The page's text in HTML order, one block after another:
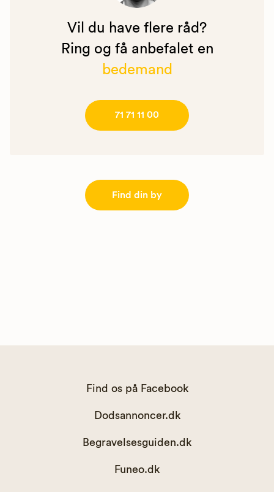
Vil du have flere råd?
Ring og få anbefalet en
bedemand
71 71 11 00
Find din by
Find os på Facebook
Dodsannoncer.dk
Begravelsesguiden.dk
Funeo.dk